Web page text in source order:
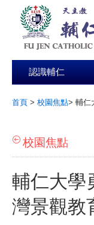
認識輔仁
首頁 > 校園焦點> 輔仁
校園焦點
輔仁大學
灣景觀教